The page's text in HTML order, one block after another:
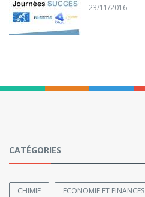
23/11/2016
CATÉGORIES
CHIMIE ECONOMIE ET FINANCES